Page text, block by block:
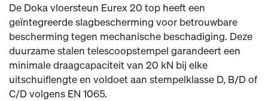
De Doka vloersteun Eurex 20 top heeft een
geïntegreerde slagbescherming voor betrouwbare
bescherming tegen mechanische beschadiging. Deze
duurzame stalen telescoopstempel garandeert een
minimale draagcapaciteit van 20 kN bij elke
uitschuiflengte en voldoet aan stempelklasse D, B/D of
C/D volgens EN 1065.